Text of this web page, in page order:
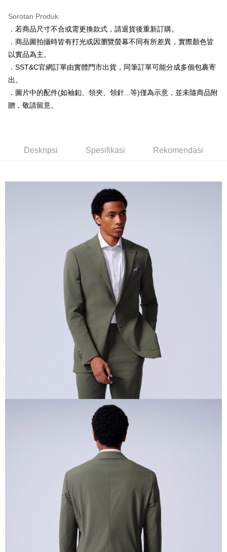
HSBC Bank (Taiwan)
Limited
Hwatai Bank
Union Bank of Taiwan
Yuanta Commercial Bank
Bank SinoPac
Bank Antarabangsa
Taishin
Bank CTBC
Taiwan Business Bank
HSBC Bank (Taiwan) Limited
Hwatai Bank
Far Eastern International Bank
Yuanta Commercial Bank
Bank SinoPac
Bank Komersial E.SUN
Bank Antarabangsa Taishin
Bank CTBC
Taiwan
Google Pay
Plus PAY
AFTEE
Deskripsi
Pertama, Mengenai Perkhidmatan AFTEE Beli Sekarang Bayar Kemudian
1. Dengan memilih AFTEE sebagai kaedah pembayaran, mesej
pengesahan AFTEE akan muncul.
manakala ahli aplikasi akan menerima pemberitahuan tolak aplikasi
pembayaran di empat kedai serbaneka utama, ATM atau perbankan
dalam talian dengan SMS pembayaran atau pemberitahuan tolak aplikasi
Sila ambil perhatian bahawa tempoh pembayaran adalah 14 hari. Walau
bagaimanapun, bagi mereka yang telah memuat turun Aplikasi AFTEE
dan mendaftar sebagai ahli AFTEE boleh menikmati tempoh pembayaran
Tempoh pembayaran dikira dari masa kedai meminta pembayaran anda,
ditambah dengan bilangan hari yang boleh dilanjutkan oleh AFTEE. Anda
boleh melanjutkan tempoh pembayaran anda sebelum anda menerima
pesanan. Walau bagaimanapun, tiada jaminan bahawa anda boleh
menerima pesanan anda semasa tempoh pembayaran (cth.: produk
prapesanan atau produk yang mungkin mengambil masa yang lebih
lama untuk dihantar). Oleh itu, anda dikehendaki membuat pembayaran
kepada AFTEE dalam tempoh sama ada anda menerima pesanan.
Kedua, Sekatan Pembayaran
1. Jumlah yang diperakui untuk pengguna kali pertama boleh sehingga
NT$10,000. Amaun diperakui sebenar yang diluluskan akan berdasarkan
keputusan pensijilan dan semakan oleh AFTEE.
2. Amaun perbelanjaan minimum mestilah lebih besar daripada NT$20.
3. Pada masa ini hanya tersedia untuk ahli Taiwan.
Perkhidmatan AFTEE Beli Sekarang Bayar Kemudian disediakan oleh NP
Taiwan, Inc. dan AFTEE akan membuat bil kepada pengguna. AFTEE
akan menggunakan data peribadi yang dikumpul (termasuk nama
pembeli, no. telefon, nama penerima, no. telefon, alamat penerima) untuk
penggunaan perkhidmatan. Sila rujuk kepada "Penyata Pengumpulan
Data Peribadi, Pemprosesan, Penggunaan"
(https://aftee.tw/privacypolicy/
) untuk maklumat lanjut.
Jumlah yang diperakui untuk pengguna kali pertama yang lulus
kelulusan boleh sehingga NT$10,000. Jika pengguna tidak membuat
pembayaran dalam tempoh tersebut, yuran pembayaran lewat sebanyak
20% setahun akan dikenakan. Pengguna bawah umur dikehendaki
mendapatkan kebenaran daripada ibu bapa atau penjaga yang sah
untuk menggunakan AFTEE.
Pemindahan ATM
NT$120/pesanan | Penghantaran percuma untuk pesanan
新竹物流離島宅配
NT$350/pesanan | Penghantaran percuma untuk pesanan
Sorotan Produk
．若商品尺寸不合或需更換款式，請退貨後重新訂購。
．商品圖拍攝時皆有打光或因瀏覽螢幕不同有所差異，實際顏色皆
以實品為主。
．SST&C官網訂單由實體門市出貨，同筆訂單可能分成多個包裹寄
出。
．圖片中的配件(如袖釦、領夾、領針...等)僅為示意，並未隨商品附
贈，敬請留意。
Deskripsi Spesifikasi Rekomendasi